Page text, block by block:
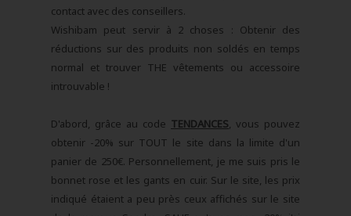
contact avec des conseillers.
Wishibam peut servir à 2 choses : Obtenir des
réductions sur des produits non soldés en temps
normal et trouver THE vêtements ou accessoire
introuvable !
D'abord, grâce au code TENDANCES, vous pouvez
obtenir -20% sur TOUT le site dans la limite d'un
panier de 250€. Personnellement, je me suis pris le
bonnet rose et les gants en cuir. Sur le site, les prix
indiqué étaient a peu près ceux affichés sur le site